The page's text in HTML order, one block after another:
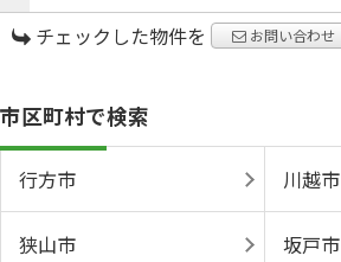
チェックした物件を お問い合わせ
市区町村で検索
行方市 川越市
狭山市 坂戸市